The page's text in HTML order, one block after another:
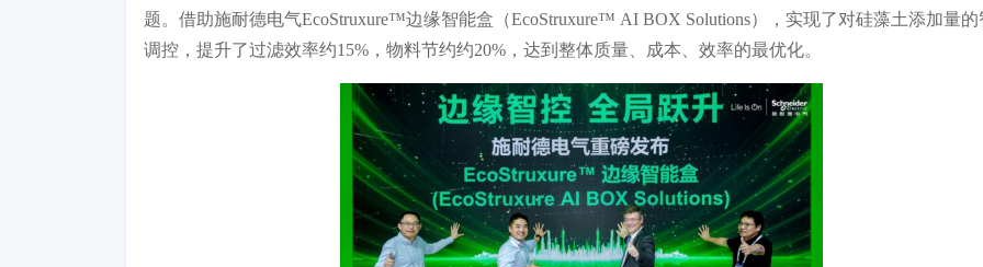
题。借助施耐德电气EcoStruxure™边缘智能盒（EcoStruxure™ AI BOX Solutions），实现了对硅藻土添加量的
调控，提升了过滤效率约15%，物料节约约20%，达到整体质量、成本、效率的最优化。